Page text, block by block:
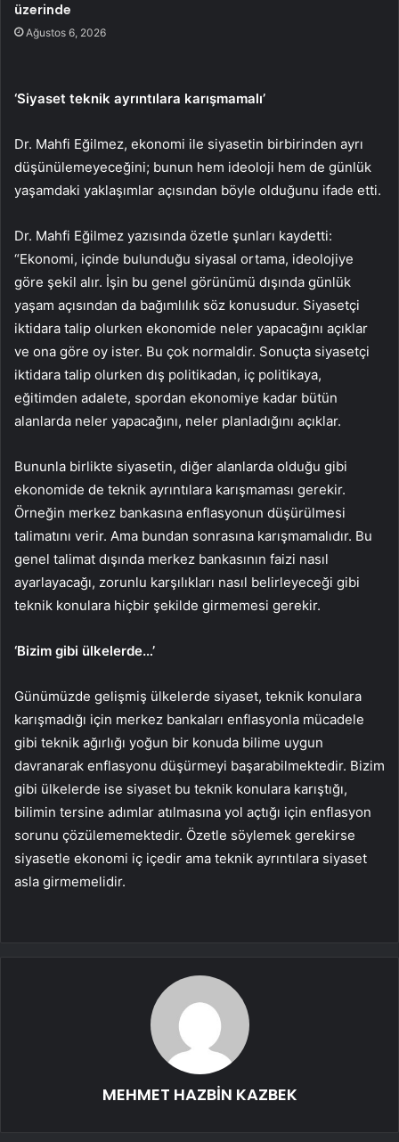
üzerinde
Ağustos 6, 2026
‘Siyaset teknik ayrıntılara karışmamalı’
Dr. Mahfi Eğilmez, ekonomi ile siyasetin birbirinden ayrı
düşünülemeyeceğini; bunun hem ideoloji hem de günlük
yaşamdaki yaklaşımlar açısından böyle olduğunu ifade etti.
Dr. Mahfi Eğilmez yazısında özetle şunları kaydetti:
“Ekonomi, içinde bulunduğu siyasal ortama, ideolojiye
göre şekil alır. İşin bu genel görünümü dışında günlük
yaşam açısından da bağımlılık söz konusudur. Siyasetçi
iktidara talip olurken ekonomide neler yapacağını açıklar
ve ona göre oy ister. Bu çok normaldir. Sonuçta siyasetçi
iktidara talip olurken dış politikadan, iç politikaya,
eğitimden adalete, spordan ekonomiye kadar bütün
alanlarda neler yapacağını, neler planladığını açıklar.
Bununla birlikte siyasetin, diğer alanlarda olduğu gibi
ekonomide de teknik ayrıntılara karışmaması gerekir.
Örneğin merkez bankasına enflasyonun düşürülmesi
talimatını verir. Ama bundan sonrasına karışmamalıdır. Bu
genel talimat dışında merkez bankasının faizi nasıl
ayarlayacağı, zorunlu karşılıkları nasıl belirleyeceği gibi
teknik konulara hiçbir şekilde girmemesi gerekir.
‘Bizim gibi ülkelerde…’
Günümüzde gelişmiş ülkelerde siyaset, teknik konulara
karışmadığı için merkez bankaları enflasyonla mücadele
gibi teknik ağırlığı yoğun bir konuda bilime uygun
davranarak enflasyonu düşürmeyi başarabilmektedir. Bizim
gibi ülkelerde ise siyaset bu teknik konulara karıştığı,
bilimin tersine adımlar atılmasına yol açtığı için enflasyon
sorunu çözülememektedir. Özetle söylemek gerekirse
siyasetle ekonomi iç içedir ama teknik ayrıntılara siyaset
asla girmemelidir.
MEHMET HAZBİN KAZBEK